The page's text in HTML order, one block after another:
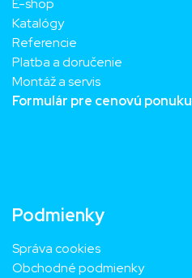
E-shop
Katalógy
Referencie
Platba a doručenie
Montáž a servis
Formulár pre cenovú ponuku
Podmienky
Správa cookies
Obchodné podmienky